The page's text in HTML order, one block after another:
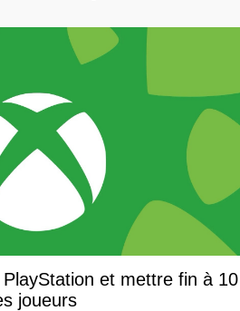
et mettre fin à 10
joueurs